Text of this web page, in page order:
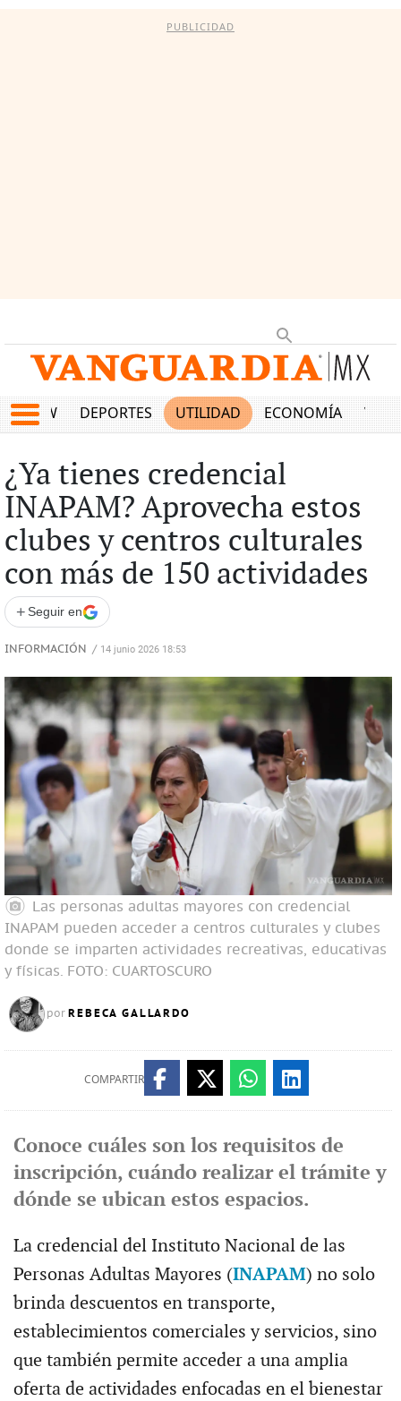
PUBLICIDAD
SHOW DEPORTES UTILIDAD ECONOMÍA VIDA
¿Ya tienes credencial
INAPAM? Aprovecha estos
clubes y centros culturales
con más de 150 actividades
+ Seguir en
INFORMACIÓN / 14 junio 2026 18:53
Las personas adultas mayores con credencial
INAPAM pueden acceder a centros culturales y clubes
donde se imparten actividades recreativas, educativas
y físicas. FOTO: CUARTOSCURO
por REBECA GALLARDO
COMPARTIR
Conoce cuáles son los requisitos de
inscripción, cuándo realizar el trámite y
dónde se ubican estos espacios.
La credencial del Instituto Nacional de las
Personas Adultas Mayores (INAPAM) no solo
brinda descuentos en transporte,
establecimientos comerciales y servicios, sino
que también permite acceder a una amplia
oferta de actividades enfocadas en el bienestar